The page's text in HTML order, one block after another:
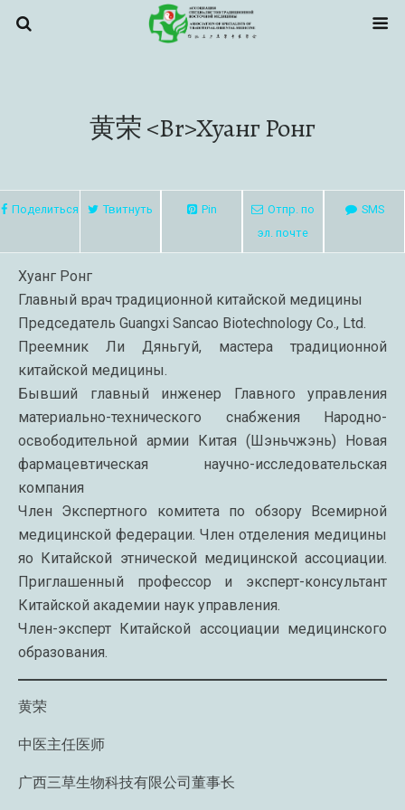
黄荣 <br>Хуанг Ронг
Поделиться Твитнуть Pin
Отпр. по
эл. почте
SMS
Хуанг Ронг
Главный врач традиционной китайской медицины
Председатель Guangxi Sancao Biotechnology Co., Ltd.
Преемник Ли Дяньгуй, мастера традиционной
китайской медицины.
Бывший главный инженер Главного управления
материально-технического снабжения Народно-
освободительной армии Китая (Шэньчжэнь) Новая
фармацевтическая научно-исследовательская
компания
Член Экспертного комитета по обзору Всемирной
медицинской федерации. Член отделения медицины
яо Китайской этнической медицинской ассоциации.
Приглашенный профессор и эксперт-консультант
Китайской академии наук управления.
Член-эксперт Китайской ассоциации медицинского
образования.
黄荣
中医主任医师
广西三草生物科技有限公司董事长